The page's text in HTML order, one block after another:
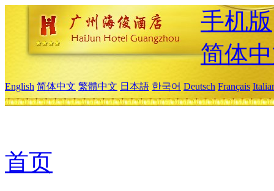
手机版
简体
English 简体中文 繁體中文 日本語 한국어 Deutsch Français
首页